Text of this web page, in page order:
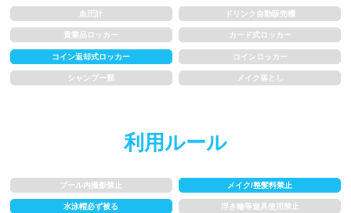
血圧計 ドリンク自動販売機
貴重品ロッカー カード式ロッカー
コイン返却式ロッカー コインロッカー
シャンプー類 メイク落とし
利用ルール
プール内撮影禁止 メイク/整髪料禁止
水泳帽必ず被る 浮き輪等遊具使用禁止
歩行専用レーン レベル別コース分け
飛び込み練習OK フィン、パドルの使用OK
アクアビクス